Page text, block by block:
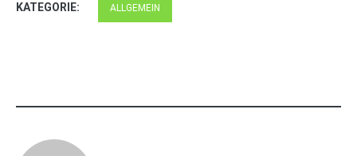
KATEGORIE: ALLGEMEIN